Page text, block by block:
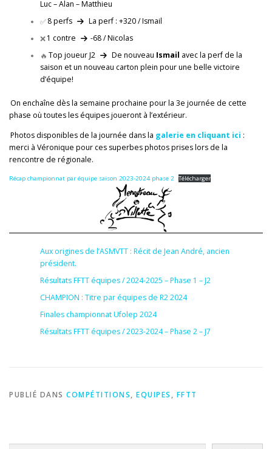
Luc – Alan – Matthieu
✅8 perfs
La perf : +320 / Ismail
❌1 contre
-68 / Nicolas
🔥 Top joueur J2 De nouveau Ismail avec la perf de la
saison et un nouveau carton plein pour une belle victoire
d’équipe!
On enchaîne dès la semaine prochaine pour la 3e journée de cette
phase où toutes les équipes joueront à l’extérieur.
Photos disponibles de la journée dans la galerie en cliquant ici :
merci à Véronique pour ces superbes photos prises lors de la
rencontre de régionale.
Récap championnat par équipe saison 2023-2024 phase 2 Télécharger
Aux origines de l’ASMVTT : Récit de Jean André, ancien
président.
Résultats FFTT équipes / 2024-2025 – Phase 1 – J2
CHAMPION : Titre par équipes de R2 2024
Finales championnat Ufolep 2024
Résultats FFTT équipes / 2023-2024 – Phase 2 – J7
PUBLIÉ DANS COMPÉTITIONS, EQUIPES , FFTT